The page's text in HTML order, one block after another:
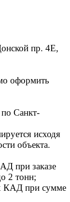
пр. 4E,
оформить
по Санкт-
исходя
объекта.
при заказе
2 тонн;
КАД при сумме